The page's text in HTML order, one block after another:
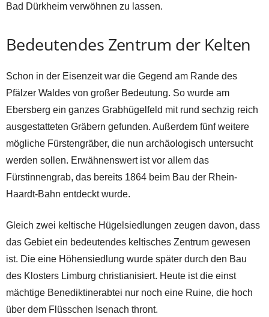
Bad Dürkheim verwöhnen zu lassen.
Bedeutendes Zentrum der Kelten
Schon in der Eisenzeit war die Gegend am Rande des
Pfälzer Waldes von großer Bedeutung. So wurde am
Ebersberg ein ganzes Grabhügelfeld mit rund sechzig reich
ausgestatteten Gräbern gefunden. Außerdem fünf weitere
mögliche Fürstengräber, die nun archäologisch untersucht
werden sollen. Erwähnenswert ist vor allem das
Fürstinnengrab, das bereits 1864 beim Bau der Rhein-
Haardt-Bahn entdeckt wurde.
Gleich zwei keltische Hügelsiedlungen zeugen davon, dass
das Gebiet ein bedeutendes keltisches Zentrum gewesen
ist. Die eine Höhensiedlung wurde später durch den Bau
des Klosters Limburg christianisiert. Heute ist die einst
mächtige Benediktinerabtei nur noch eine Ruine, die hoch
über dem Flüsschen Isenach thront.